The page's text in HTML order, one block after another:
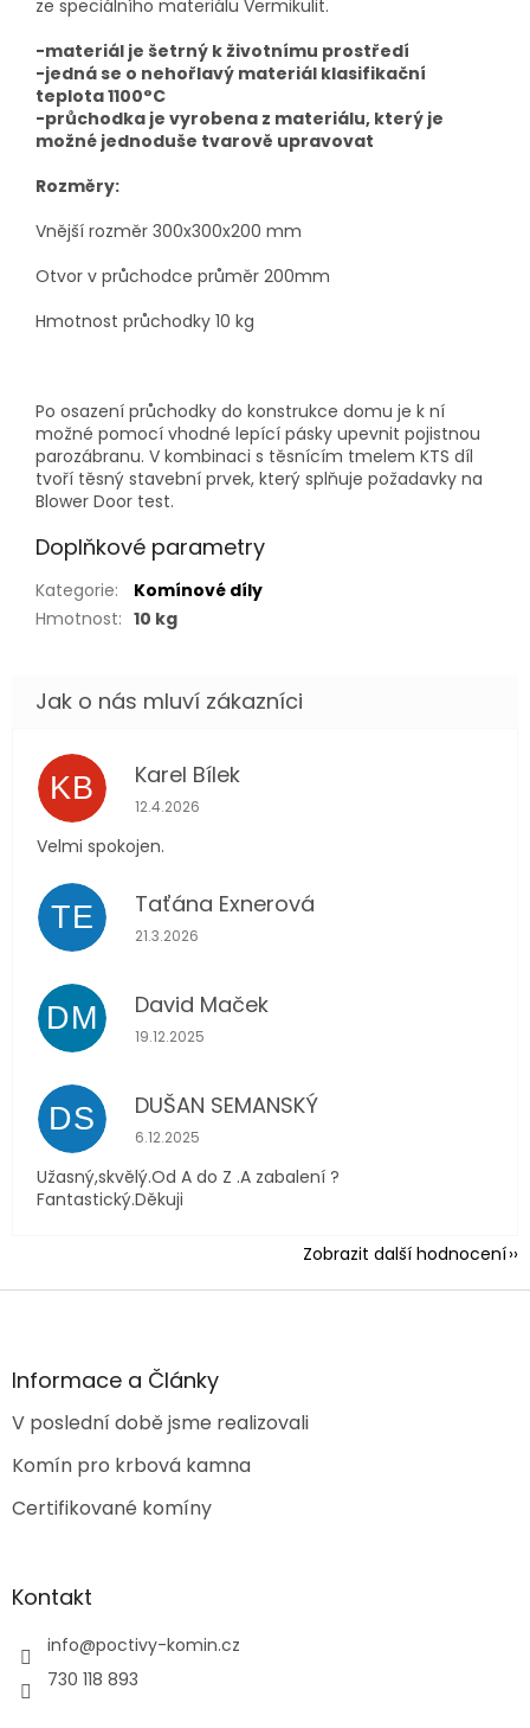
ze speciálního materiálu Vermikulit.
-materiál je šetrný k životnímu prostředí
-jedná se o nehořlavý materiál klasifikační
teplota 1100°C
-průchodka je vyrobena z materiálu, který je
možné jednoduše tvarově upravovat
Rozměry:
Vnější rozměr 300x300x200 mm
Otvor v průchodce průměr 200mm
Hmotnost průchodky 10 kg
Po osazení průchodky do konstrukce domu je k ní
možné pomocí vhodné lepící pásky upevnit pojistnou
parozábranu. V kombinaci s těsnícím tmelem KTS díl
tvoří těsný stavební prvek, který splňuje požadavky na
Blower Door test.
Doplňkové parametry
Kategorie:
Komínové díly
Hmotnost: 10 kg
KB Karel Bílek
Hodnocení obchodu je 5 z 5 hvězdiček.
12.4.2026
Velmi spokojen.
TE Taťána Exnerová
Hodnocení obchodu je 5 z 5 hvězdiček.
21.3.2026
DM David Maček
Hodnocení obchodu je 5 z 5 hvězdiček.
19.12.2025
DS DUŠAN SEMANSKÝ
Hodnocení obchodu je 5 z 5 hvězdiček.
6.12.2025
Užasný,skvělý.Od A do Z .A zabalení ?
Fantastický.Děkuji
Zobrazit další hodnocení
Z
aInformace a Články
V poslední době jsme realizovali
Komín pro krbová kamna
Certifikované komíny
Kontakt
info@poctivy-komin.cz
730 118 893